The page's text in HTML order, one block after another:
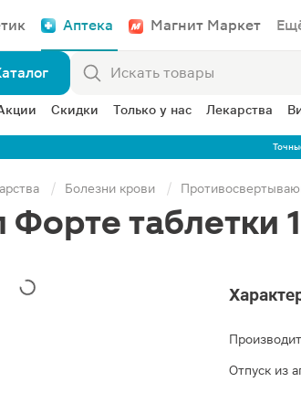
Аптека Магнит Маркет
Скидки Только у нас Лекарства
Болезни крови
Форте таблетки
Отпуск из